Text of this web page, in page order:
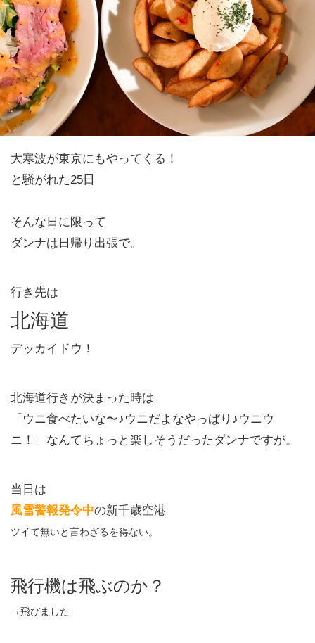
大寒波が東京にもやってくる！
と騒がれた25日
そんな日に限って
ダンナは日帰り出張で。
行き先は
北海道
デッカイドウ！
北海道行きが決まった時は
「ウニ食べたいな〜♪ウニだよなやっぱり♪ウニウ
ニ！」なんてちょっと楽しそうだったダンナですが。
当日は
風雪警報発令中の新千歳空港
ツイて無いと言わざるを得ない。
飛行機は飛ぶのか？
→飛びました